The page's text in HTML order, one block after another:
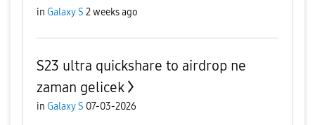
in Galaxy S 2 weeks ago
S23 ultra quickshare to airdrop ne
zaman gelicek
in Galaxy S 07-03-2026